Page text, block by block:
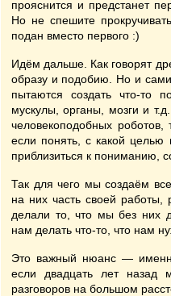
прояснится и предстанет
Но не спешите
подан вместо первого :)
Идём дальше. Как говорят
образу и подобию. Но и
пытаются создать что-то
мускулы, органы, мозги и
человекоподобных
если понять, с какой
приблизиться к пониманию,
Так для чего мы создаём
на них часть своей
делали то, что мы без них
нам делать что-то, что нам
Это важный нюанс —
если двадцать лет назад
разговоров на большом